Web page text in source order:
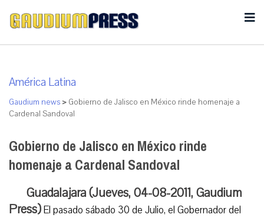
América Latina
Gaudium news > Gobierno de Jalisco en México rinde homenaje a
Cardenal Sandoval
Gobierno de Jalisco en México rinde
homenaje a Cardenal Sandoval
Guadalajara (Jueves, 04-08-2011, Gaudium
Press)El pasado sábado 30 de Julio, el Gobernador del